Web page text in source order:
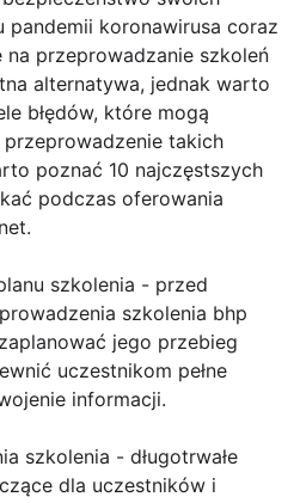
pandemii koronawirusa coraz
przeprowadzanie szkoleń
alternatywa, jednak warto
błędów, które mogą
takich
poznać 10 najczęstszych
podczas oferowania
szkolenia - przed
szkolenia bhp
jego przebieg
uczestnikom pełne
informacji.
szkolenia - długotrwałe
dla uczestników i